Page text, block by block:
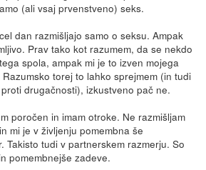
(ali vsaj prvenstveno) seks.
dan razmišljajo samo o seksu. Ampak
Prav tako kot razumem, da se nekdo
spola, ampak mi je to izven mojega
torej to lahko sprejmem (in tudi
drugačnosti), izkustveno pač ne.
poročen in imam otroke. Ne razmišljam
mi je v življenju pomembna še
Takisto tudi v partnerskem razmerju. So
pomembnejše zadeve.